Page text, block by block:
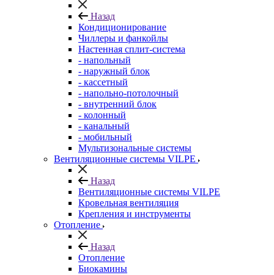
Назад
Кондиционирование
Чиллеры и фанкойлы
Настенная сплит-система
- напольный
- наружный блок
- кассетный
- напольно-потолочный
- внутренний блок
- колонный
- канальный
- мобильный
Мультизональные системы
Вентиляционные системы VILPE
Назад
Вентиляционные системы VILPE
Кровельная вентиляция
Крепления и инструменты
Отопление
Назад
Отопление
Биокамины